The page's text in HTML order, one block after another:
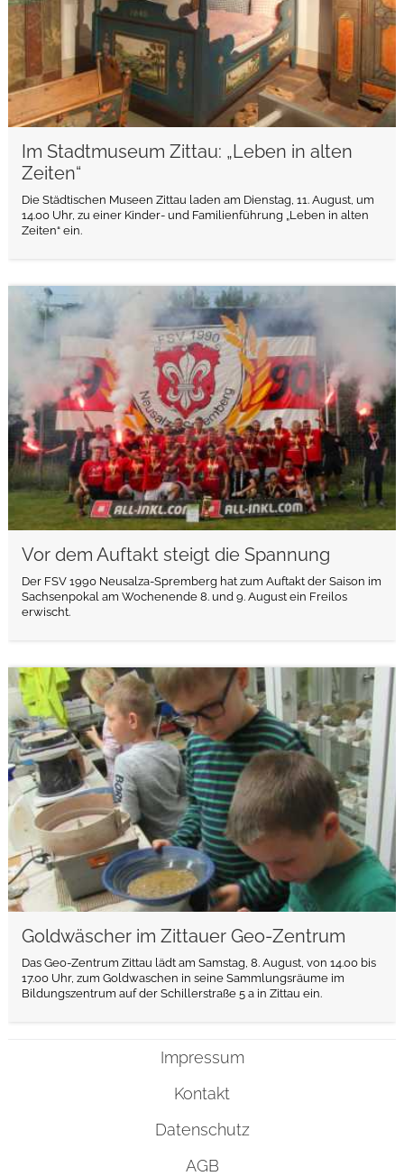
Im Stadtmuseum Zittau: „Leben in alten
Zeiten“
Die Städtischen Museen Zittau laden am Dienstag, 11. August, um
14.00 Uhr, zu einer Kinder- und Familienführung „Leben in alten
Zeiten“ ein.
Vor dem Auftakt steigt die Spannung
Der FSV 1990 Neusalza-Spremberg hat zum Auftakt der Saison im
Sachsenpokal am Wochenende 8. und 9. August ein Freilos
erwischt.
weiterlesen
Goldwäscher im Zittauer Geo-Zentrum
Das Geo-Zentrum Zittau lädt am Samstag, 8. August, von 14.00 bis
17.00 Uhr, zum Goldwaschen in seine Sammlungsräume im
Bildungszentrum auf der Schillerstraße 5 a in Zittau ein.
weiterlesen
Impressum
Kontakt
Datenschutz
AGB